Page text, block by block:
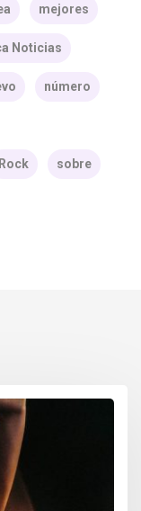
mejores
Noticias
número
Rock sobre